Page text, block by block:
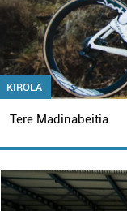
KIROLA
Tere Madinabeitia